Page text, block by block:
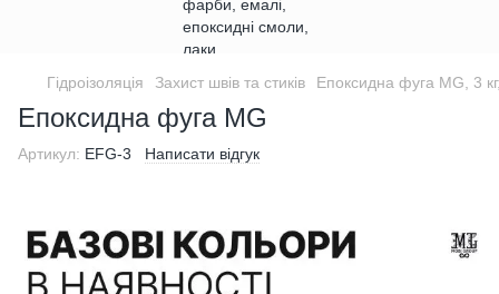
Гідроізоляція Захист швів та стиків Епоксидна фуга MG, 3
Епоксидна фуга MG
Артикул: EFG-3 Написати відгук